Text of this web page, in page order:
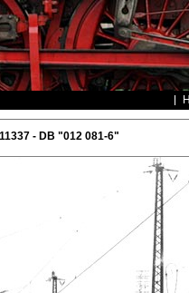
- DB "012 081-6"